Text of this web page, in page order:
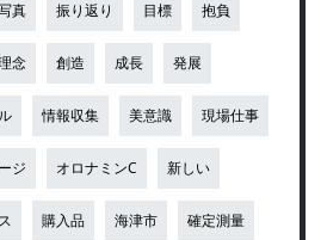
真 振り返り 目標 抱負
念 創造 成長 発展
情報収集 美意識 現場仕事
ジ オロナミンC 新しい
購入品 海津市 確定測量